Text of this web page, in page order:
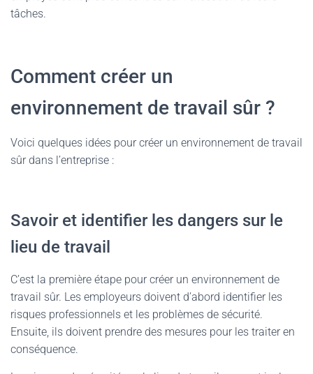
tâches.
Comment créer un
environnement de travail sûr ?
Voici quelques idées pour créer un environnement de travail
sûr dans l’entreprise :
Savoir et identifier les dangers sur le
lieu de travail
C’est la première étape pour créer un environnement de
travail sûr. Les employeurs doivent d’abord identifier les
risques professionnels et les problèmes de sécurité.
Ensuite, ils doivent prendre des mesures pour les traiter en
conséquence.